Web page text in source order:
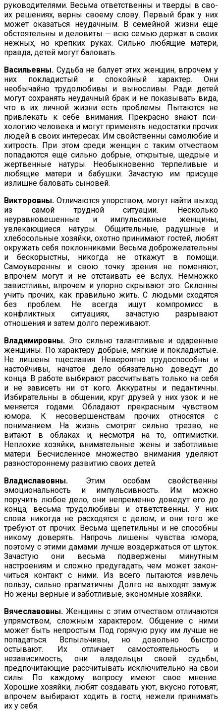
руководителями. Весьма ответственны и тверды в сво­
их решениях, верны своему слову. Первый брак у них
может оказаться неудачным. В семейной жизни еще
обстоятельны и деловиты — всю семью держат в своих
нежных, но крепких руках. Сильно любящие матери,
правда, детей могут баловать.
Васильевны. Судьба не балует этих женщин, впрочем у
них по­кладистый и спокойный характер. Они
необычайно трудолюби­вы и выносливы. Ради детей
могут сохранять неудачный брак и не показывать вида,
что в их личной жизни есть проблемы. Пытаются не
привлекать к себе внимания. Прекрасно знают пси­
хологию человека и могут применять недостатки прочих
людей в своих интересах. Им свойственны самолюбие и
хитрость. При этом среди женщин с таким отчеством
попадаются ещё сильно добрые, открытые, щедрые и
жертвенные натуры. Необыкно­венно терпеливые и
любящие матери и бабушки. Зачастую им присуще
излишне баловать сыновей.
Викторовны. Отличаются упорством, могут найти выход
из самой трудной ситуации. Несколько
неуравновешенные и им­пульсивные женщины,
увлекающиеся натуры. Общительные, радушные и
хлебосольные хозяйки, охотно принимают гостей, любят
окружать себя поклонниками. Весьма доброжелательны
и бескорыстны, никогда не откажут в помощи.
Самоуверенны и свою точку зрения не поменяют,
впрочем могут и не отстаивать её вслух. Немножко
завистливы, впрочем и упорно скрывают это. Склон­ны
учить прочих, как правильно жить. С людьми сходятся
без проблем. Не всегда ищут компромисс в
конфликтных ситуациях, зачастую разрывают
отношения и затем долго переживают.
Владимировны. Это сильно талантливые и одаренные
женщины. По характеру добрые, мягкие и покладистые.
Не лишены тще­славия. Невероятно трудоспособны и
настойчивы, начатое дело обязательно доведут до
конца. В работе выбирают рассчи­тывать только на себя
и не зависеть ни от кого. Аккуратны и педантичны.
Избирательны в общении, круг друзей у них узок и не
меняется годами. Обладают прекрасным чувством
юмора. К несовершенствам прочих относятся с
пониманием. На жизнь смотрят сильно трезво, не
витают в облаках и, несмотря на то, опти­мистки.
Неплохие хозяйки, внимательные жены и заботливые
матери. Бесчисленное множество внимания уделяют
разностороннему раз­витию своих детей.
Владиславовны. Этим особам свойственны
эмоциональность и импульсивность. Им можно
поручить любое дело, они непре­менно доведут его до
конца, весьма трудолюбивы и ответственны. У них
слова никогда не расходятся с делом, и они того же
требу­ют от прочих. Весьма щепетильны и не способны
никому доверять. Напрочь лишены чувства юмора,
поэтому с этими дамами луч­ше воздержаться от шуток.
Зачастую они весьма подвержены минутным
настроениям и сложно предугадать, чем может закон­
читься контакт с ними. Из всего пытаются извлечь
пользу, сильно прагматичны. Долго не выходят замуж.
Но жены верные и заботливые, экономные хозяйки.
Вячеславовны. Женщины с этим отчеством отличаются
уп­рямством, сложным характером. Общение с ними
может быть непростым. Под горячую руку им лучше не
попадаться. Вспыль­чивы, но довольно быстро
остывают. Их отличает самостоятель­ность и
независимость, они владельцы своей судьбы,
предпочита­ющие рассчитывать исключительно на свои
силы. По каждому вопросу имеют свое мнение.
Хорошие хозяйки, любят создавать уют, вкусно готовят,
впрочем выбирают ходить в гости, нежели принимать
их у себя.